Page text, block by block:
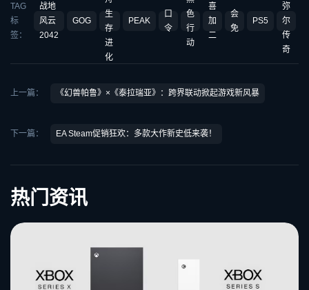
TAG
标
签：
战地
风云
2042
GOG
生
存
进
化
PEAK
口
令
色
行
动
喜
加
二
会
免
PS5
弥
尔
传
奇
上一篇： 《幻兽帕鲁》×《泰拉瑞亚》：跨界联动掀起游戏新风暴
下一篇： EA Steam促销狂欢：多款大作新史低来袭！
热门资讯